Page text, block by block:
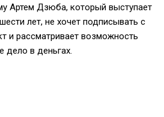
Артем Дзюба, который выступает
лет, не хочет подписывать с
и рассматривает возможность
дело в деньгах.